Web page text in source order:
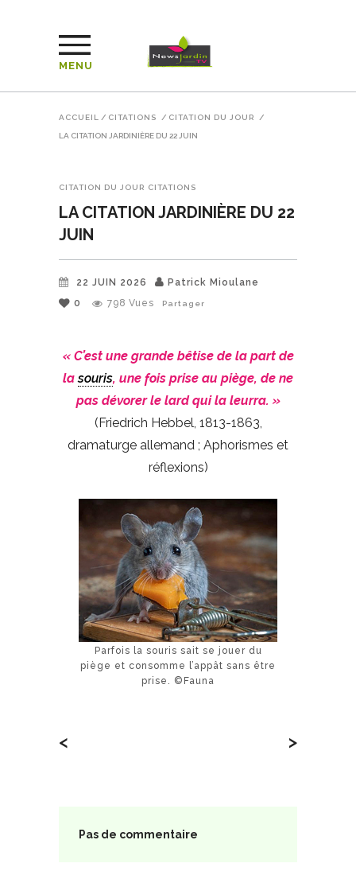
MENU
ACCUEIL / CITATIONS / CITATION DU JOUR /
LA CITATION JARDINIÈRE DU 22 JUIN
CITATION DU JOUR CITATIONS
LA CITATION JARDINIÈRE DU 22
JUIN
22 JUIN 2026
Patrick Mioulane
0
798 Vues Partager
« C’est une grande bêtise de la part de
lasouris, une fois prise au piège, de ne
pas dévorer le lard qui la leurra. »
(Friedrich Hebbel, 1813-1863,
dramaturge allemand ; Aphorismes et
réflexions)
Parfois la souris sait se jouer du
piège et consomme l’appât sans être
prise. ©Fauna
< >
Pas de commentaire